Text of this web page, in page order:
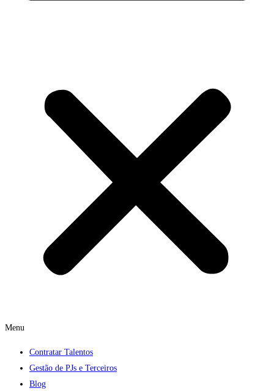
Menu
Contratar Talentos
Gestão de PJs e Terceiros
Blog